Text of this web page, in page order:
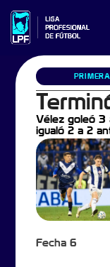
PRIMERA
Vélez goleó 3
igualó 2 a 2
Fecha 6